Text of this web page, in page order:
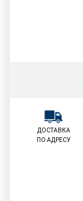
ДОСТАВКА
ПО АДРЕСУ